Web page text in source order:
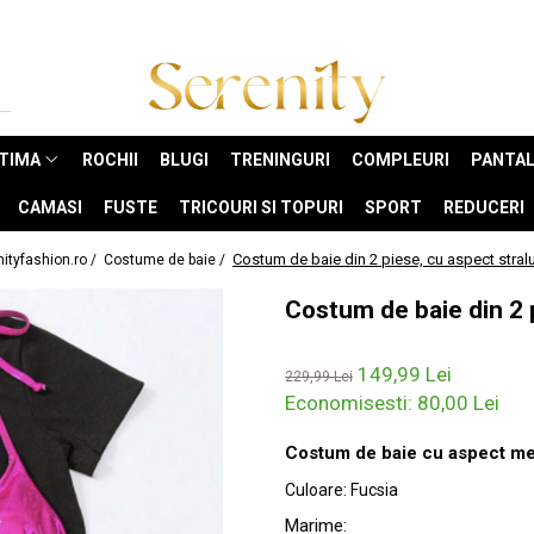
ROCHII BLUGI TRENINGURI COMPLEURI
CAMASI FUSTE TRICOURI SI TOPURI SPORT REDUCERI
/ Costume de baie / Costum de baie din 2 piese, cu aspect
Costum de baie din
229,99 Lei 149,99 Lei
Economisesti: 80,00 Lei
Costum de baie cu aspect
Culoare: Fucsia
Marime: